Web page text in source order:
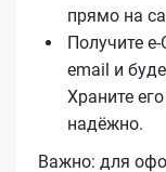
прямо на
Получите
email и
Храните
надёжно.
Важно: для